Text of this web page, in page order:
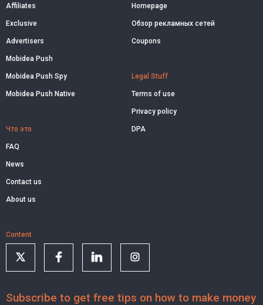
Affiliates
Exclusive
Advertisers
Mobidea Push
Mobidea Push Spy
Mobidea Push Native
Что это
FAQ
News
Contact us
About us
Homepage
Обзор рекламных сетей
Coupons
Legal Stuff
Terms of use
Privacy policy
DPA
Content
Subscribe to get free tips on how to make money